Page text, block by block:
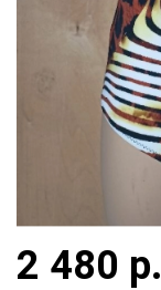
2 480 р.